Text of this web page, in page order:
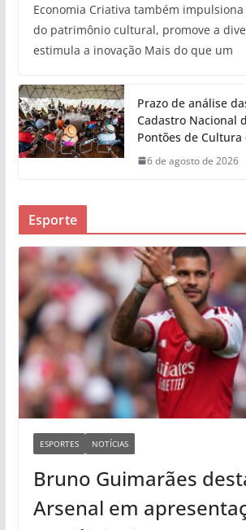
Economia Criativa também
do patrimônio cultural, promove a
estimula a inovação Mais do que um
Prazo de análise
Cadastro Nacional
Pontões de
6 de agosto de 2026
Esporte
ESPORTES NOTÍCIAS
Bruno Guimarães
Arsenal em